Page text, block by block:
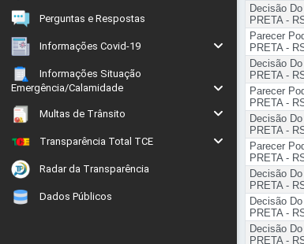
Perguntas e Respostas
Informações Covid-19
Informações Situação
Emergência/Calamidade
Multas de Trânsito
Transparência Total TCE
Radar da Transparência
Dados Públicos
Decisão
PRETA -
Parecer
PRETA -
Decisão
PRETA -
Parecer
PRETA -
Decisão
PRETA -
Parecer
PRETA -
Decisão
PRETA -
Decisão
PRETA -
Decisão
PRETA -